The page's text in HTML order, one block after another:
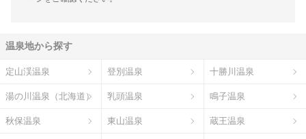
温泉地から探す
定山渓温泉 登別温泉 十勝川温泉
湯の川温泉（北海道） 乳頭温泉 鳴子温泉
秋保温泉 東山温泉 蔵王温泉